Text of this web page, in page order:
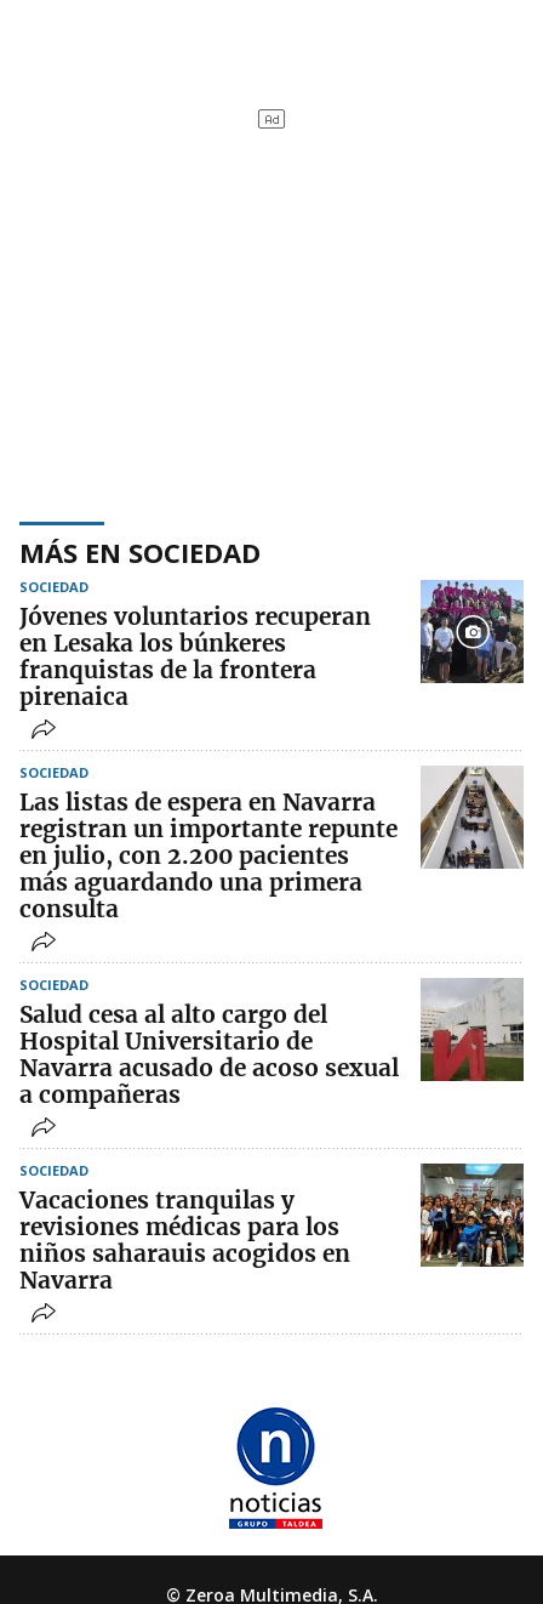
MÁS EN SOCIEDAD
SOCIEDAD
Jóvenes voluntarios recuperan
en Lesaka los búnkeres
franquistas de la frontera
pirenaica
SOCIEDAD
Las listas de espera en Navarra
registran un importante repunte
en julio, con 2.200 pacientes
más aguardando una primera
consulta
SOCIEDAD
Salud cesa al alto cargo del
Hospital Universitario de
Navarra acusado de acoso sexual
a compañeras
SOCIEDAD
Vacaciones tranquilas y
revisiones médicas para los
niños saharauis acogidos en
Navarra
© Zeroa Multimedia, S.A.